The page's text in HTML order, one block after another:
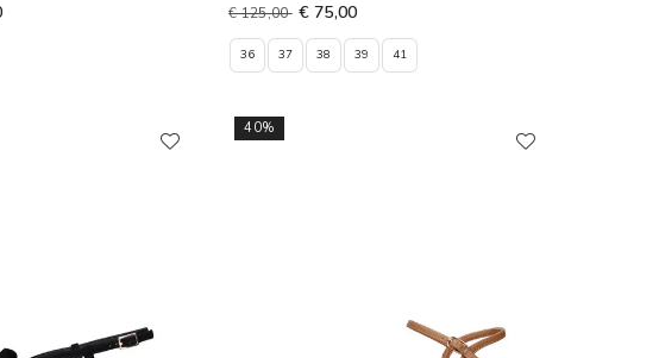
€ 125,00 € 75,00
36 37 38 39 41
40%